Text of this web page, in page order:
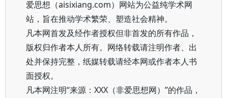
爱思想（aisixiang.com）网站为公益纯学术网
站，旨在推动学术繁荣、塑造社会精神。
凡本网首发及经作者授权但非首发的所有作品，
版权归作者本人所有。网络转载请注明作者、出
处并保持完整，纸媒转载请经本网或作者本人书
面授权。
凡本网注明“来源：XXX（非爱思想网）”的作品，